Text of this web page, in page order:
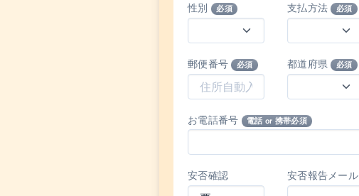
性別 必須 支払方法 必須
郵便番号 必須 都道府県 必須
お電話番号 電話 or 携帯必須
安否確認 安否報告メール